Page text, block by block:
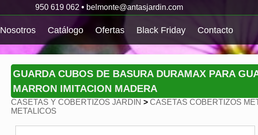
950 619 062 • belmonte@antasjardin.com
Nosotros Catálogo Ofertas Black Friday Contacto
GUARDA CUBOS DE BASURA DURAMAX PARA
MARRON IMITACION MADERA
CASETAS Y COBERTIZOS JARDIN > CASETAS COBERTIZOS
METALICOS